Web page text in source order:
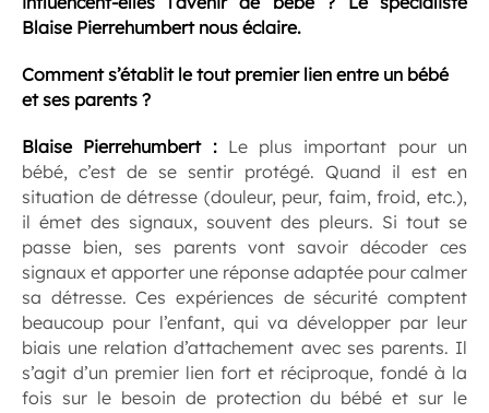
Blaise Pierrehumbert nous éclaire.
Comment s’établit le tout premier lien entre un bébé
et ses parents ?
Blaise Pierrehumbert:Le plus important pour un
bébé, c’est de se sentir protégé. Quand il est en
situation de détresse (douleur, peur, faim, froid, etc.),
il émet des signaux, souvent des pleurs. Si tout se
passe bien, ses parents vont savoir décoder ces
signaux et apporter une réponse adaptée pour calmer
sa détresse. Ces expériences de sécurité comptent
beaucoup pour l’enfant, qui va développer par leur
biais une relation d’attachement avec ses parents. Il
s’agit d’un premier lien fort et réciproque, fondé à la
fois sur le besoin de protection du bébé et sur le